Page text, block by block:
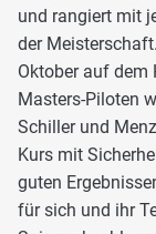
und rangiert mit
der
Oktober auf dem
Masters-Piloten
Schiller und
Kurs mit
guten
für sich und ihr